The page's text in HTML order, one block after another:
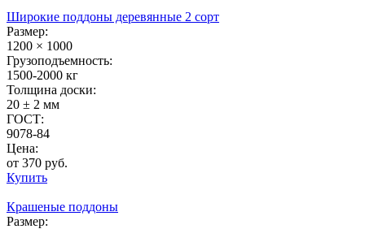
Широкие поддоны деревянные 2 сорт
Размер:
1200 × 1000
Грузоподъемность:
1500-2000 кг
Толщина доски:
20 ± 2 мм
ГОСТ:
9078-84
Цена:
от 370 руб.
Купить
Крашеные поддоны
Размер: